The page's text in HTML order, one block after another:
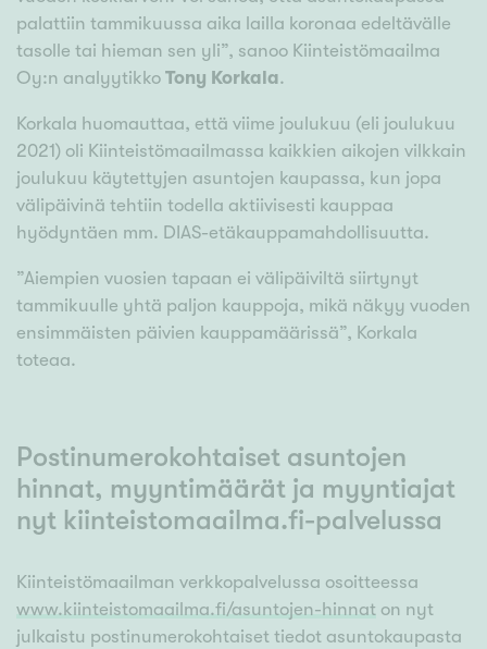
palattiin tammikuussa aika lailla koronaa edeltävälle
tasolle tai hieman sen yli”, sanoo Kiinteistömaailma
Oy:n analyytikko Tony Korkala.
Korkala huomauttaa, että viime joulukuu (eli joulukuu
2021) oli Kiinteistömaailmassa kaikkien aikojen vilkkain
joulukuu käytettyjen asuntojen kaupassa, kun jopa
välipäivinä tehtiin todella aktiivisesti kauppaa
hyödyntäen mm. DIAS-etäkauppamahdollisuutta.
”Aiempien vuosien tapaan ei välipäiviltä siirtynyt
tammikuulle yhtä paljon kauppoja, mikä näkyy vuoden
ensimmäisten päivien kauppamäärissä”, Korkala
toteaa.
Postinumerokohtaiset asuntojen
hinnat, myyntimäärät ja myyntiajat
nyt kiinteistomaailma.fi-palvelussa
Kiinteistömaailman verkkopalvelussa osoitteessa
www.kiinteistomaailma.fi/asuntojen-hinnat on nyt
julkaistu postinumerokohtaiset tiedot asuntokaupasta